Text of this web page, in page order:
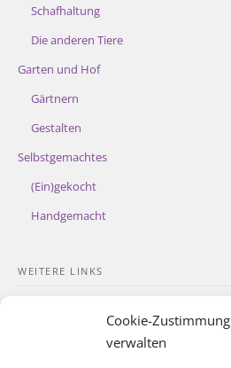
Cookie-Zustimmung
verwalten
Schafhaltung
Die anderen Tiere
Garten und Hof
Gärtnern
Gestalten
Selbstgemachtes
(Ein)gekocht
Handgemacht
WEITERE LINKS